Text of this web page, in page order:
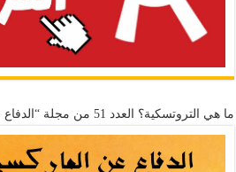
ما هي التروتسكية؟ العدد 51 من مجلة “الدفاع عن الماركسية”!